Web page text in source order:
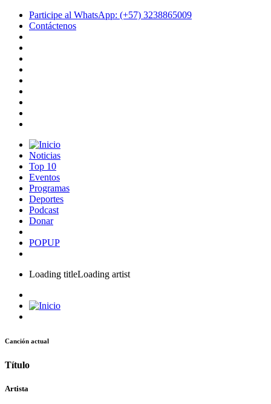
Participe al WhatsApp: (+57) 3238865009
Contáctenos
Noticias
Top 10
Eventos
Programas
Deportes
Podcast
Donar
POPUP
Loading titleLoading artist
Canción actual
Título
Artista